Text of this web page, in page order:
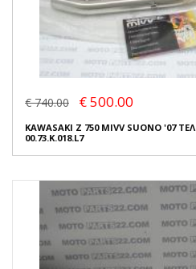
€ 740.00 € 500.00
KAWASAKI Z 750 MIVV SUONO '07
00.73.K.018.L7